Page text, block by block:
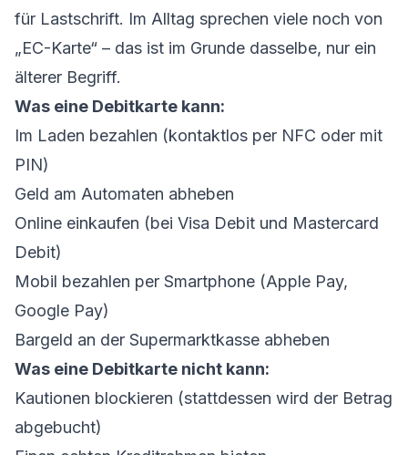
für Lastschrift. Im Alltag sprechen viele noch von
„EC-Karte“ – das ist im Grunde dasselbe, nur ein
älterer Begriff.
Was eine Debitkarte kann:
Im Laden bezahlen (kontaktlos per NFC oder mit
PIN)
Geld am Automaten abheben
Online einkaufen (bei Visa Debit und Mastercard
Debit)
Mobil bezahlen per Smartphone (Apple Pay,
Google Pay)
Bargeld an der Supermarktkasse abheben
Was eine Debitkarte nicht kann:
Kautionen blockieren (stattdessen wird der Betrag
abgebucht)